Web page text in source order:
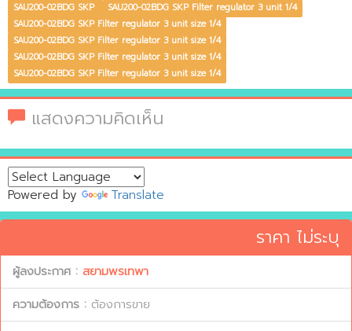
SAU200-02BDG SKP
SAU200-02BDG SKP Filter regulator 3 unit 1/4
SAU200-02BDG SKP Filter regulator 3 unit size 1/4
SAU200-02BDG SKP Filter regulator 3 unit size 1/4
SAU200-02BDG SKP Filter regulator 3 unit size 1/4
SAU200-02BDG SKP Filter regulator 3 unit size 1/4
แสดงความคิดเห็น
Powered by Translate
ราคา ไม่ระบุ
ผู้ลงประกาศ : สยามพรเทพา
ความต้องการ : ต้องการขาย